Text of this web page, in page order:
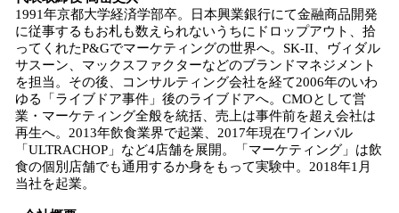
1991年京都大学経済学部卒。日本興業銀行にて金融商品開発
に従事するもお札も数えられないうちにドロップアウト、拾
ってくれたP&Gでマーケティングの世界へ。SK-II、ヴィダル
サスーン、マックスファクターなどのブランドマネジメント
を担当。その後、コンサルティング会社を経て2006年のいわ
ゆる「ライブドア事件」後のライブドアへ。CMOとして営
業・マーケティング全般を統括、売上は事件前を超え会社は
再生へ。2013年飲食業界で起業、2017年現在ワインバル
「ULTRACHOP」など4店舗を展開。「マーケティング」は飲
食の個別店舗でも通用するか身をもって実験中。2018年1月
当社を起業。